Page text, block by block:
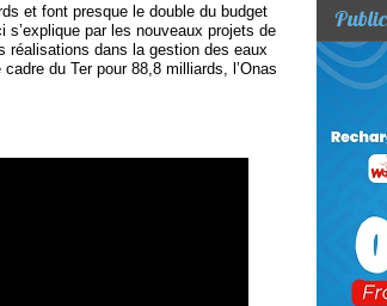
et font presque le double du budget
par les nouveaux projets de
réalisations dans la gestion des eaux
du Ter pour 88,8 milliards, l’Onas